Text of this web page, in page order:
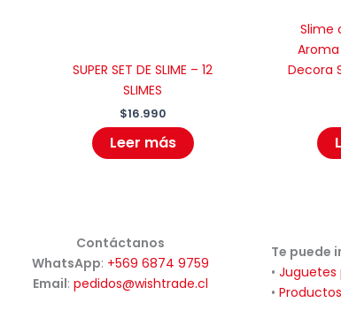
SUPER SET DE SLIME – 12
SLIMES
$16.990
Leer más
Slime
Decora
Contáctanos
WhatsApp: +569 6874 9759
Email: pedidos@wishtrade.cl
Te puede
• Juguetes
•